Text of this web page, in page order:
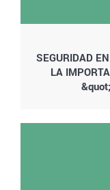
SEGURIDAD
LA